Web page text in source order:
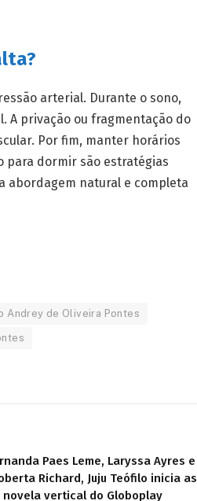
arterial. Durante o sono,
A privação ou fragmentação do
Por fim, manter horários
para dormir são estratégias
abordagem natural e completa
Andrey de Oliveira Pontes
Paes Leme, Laryssa Ayres e
Richard, Juju Teófilo inicia as
novela vertical do Globoplay